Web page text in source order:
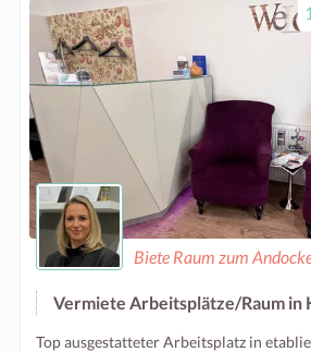
Biete Raum zum
Vermiete Arbeitsplätze/Raum in
Top ausgestatteter Arbeitsplatz in